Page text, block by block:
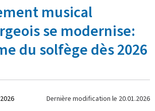
musical
se modernise:
du solfège dès 2026
Dernière modification le 20.01.2026